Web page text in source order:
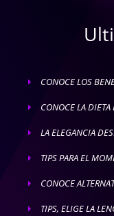
E CONOCE LOS
E CONOCE LA
E LA ELEGANCIA
E TIPS PARA EL
E CONOCE
E TIPS, ELIGE LA